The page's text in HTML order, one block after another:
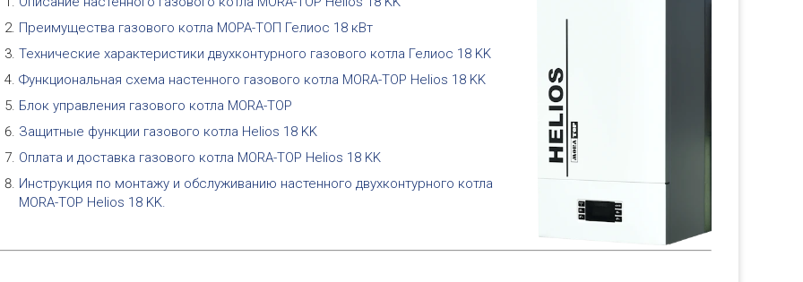
Преимущества газового котла МОРА-ТОП Гелиос 18 кВт
Технические характеристики двухконтурного газового котла Гелиос 18 KK
Функциональная схема настенного газового котла MORA-TOP Helios 18 KK
Блок управления газового котла MORA-TOP
Защитные функции газового котла Helios 18 KK
Оплата и доставка газового котла MORA-TOP Helios 18 KK
Инструкция по монтажу и обслуживанию настенного двухконтурного котла
MORA-TOP Helios 18 KK.